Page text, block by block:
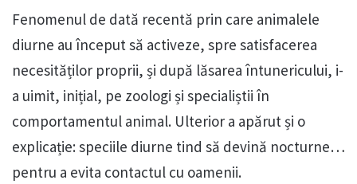
Fenomenul de dată recentă prin care animalele
diurne au început să activeze, spre satisfacerea
necesităților proprii, și după lăsarea întunericului, i-
a uimit, inițial, pe zoologi și specialiștii în
comportamentul animal. Ulterior a apărut și o
explicație: speciile diurne tind să devină nocturne…
pentru a evita contactul cu oamenii.